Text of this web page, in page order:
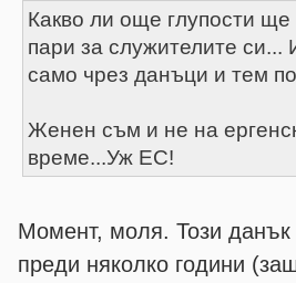
Какво ли още глупости
пари за служителите
само чрез данъци и тем
Женен съм и не на
време...Уж ЕС!
Момент, моля. Този данък
преди няколко години